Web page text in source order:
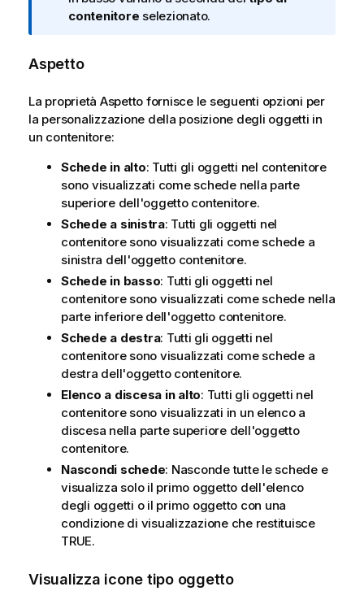
t
n
o
r
m
a
contenitore selezionato.
Aspetto
La proprietà Aspetto fornisce le seguenti opzioni per
la personalizzazione della posizione degli oggetti in
un contenitore:
Schede in alto: Tutti gli oggetti nel contenitore
sono visualizzati come schede nella parte
superiore dell'oggetto contenitore.
Schede a sinistra: Tutti gli oggetti nel
contenitore sono visualizzati come schede a
sinistra dell'oggetto contenitore.
Schede in basso: Tutti gli oggetti nel
contenitore sono visualizzati come schede nella
parte inferiore dell'oggetto contenitore.
Schede a destra: Tutti gli oggetti nel
contenitore sono visualizzati come schede a
destra dell'oggetto contenitore.
Elenco a discesa in alto: Tutti gli oggetti nel
contenitore sono visualizzati in un elenco a
discesa nella parte superiore dell'oggetto
contenitore.
Nascondi schede: Nasconde tutte le schede e
visualizza solo il primo oggetto dell'elenco
degli oggetti o il primo oggetto con una
condizione di visualizzazione che restituisce
TRUE.
Visualizza icone tipo oggetto